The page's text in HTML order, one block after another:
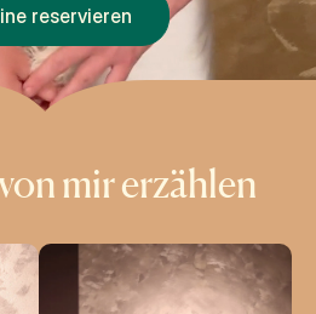
reservieren
mir erzählen